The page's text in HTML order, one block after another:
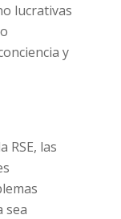
lucrativas
y
RSE, las
sea